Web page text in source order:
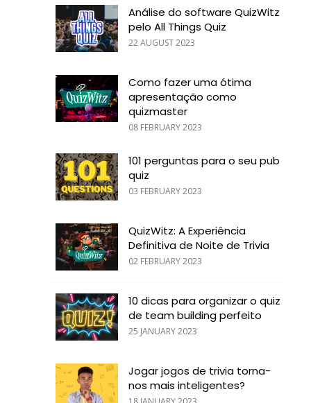
Análise do software QuizWitz
pelo All Things Quiz
22 AUGUST 2023
Como fazer uma ótima
apresentação como
quizmaster
08 FEBRUARY 2023
101 perguntas para o seu pub
quiz
03 FEBRUARY 2023
QuizWitz: A Experiência
Definitiva de Noite de Trivia
02 FEBRUARY 2023
10 dicas para organizar o quiz
de team building perfeito
25 JANUARY 2023
Jogar jogos de trivia torna-
nos mais inteligentes?